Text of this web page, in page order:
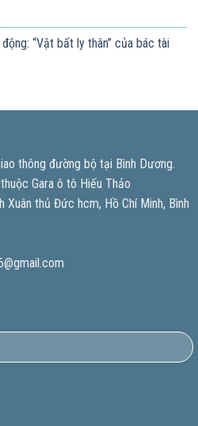
“Vật bất ly thân” của bác tài
thông đường bộ tại Bình Dương.
Gara ô tô Hiếu Thảo
thủ Đức hcm, Hồ Chí Minh, Bình